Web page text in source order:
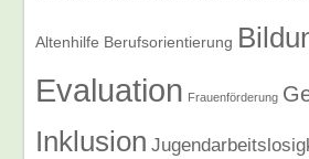
Altenhilfe Berufsorientierung
Evaluation Frauenförderung
Inklusion